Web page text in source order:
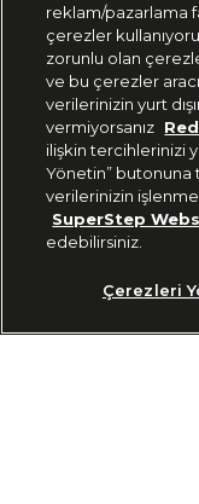
Uygulamadan
Bizi Takip Edin
reklam/pazarlama
çerezler
zorunlu olan
ve bu çerezler
verilerinizin yurt
vermiyorsanız
ilişkin tercihlerinizi
Yönetin” butonuna
verilerinizin
SuperStep
edebilirsiniz.
Çerezleri